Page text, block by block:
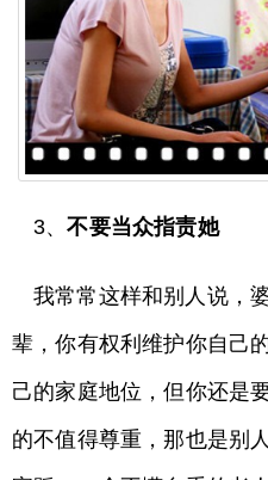
3、不要当众指责她
我常常这样和别人说，
辈，你有权利维护你自己
己的家庭地位，但你还是
的不值得尊重，那也是别